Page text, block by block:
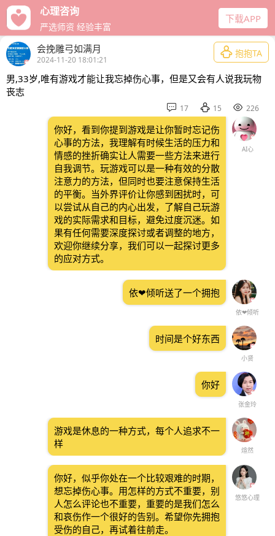
心理咨询
严选师资 经验丰富
下载APP
会挽雕弓如满月
2024-11-20 18:01:21
 抱抱TA
男,33岁,唯有游戏才能让我忘掉伤心事，但是又会有人说我玩物
丧志
 17  15  226
AI心
你好，看到你提到游戏是让你暂时忘记伤
心事的方法，我理解有时候生活的压力和
情感的挫折确实让人需要一些方法来进行
自我调节。玩游戏可以是一种有效的分散
注意力的方法，但同时也要注意保持生活
的平衡。当外界评价让你感到困扰时，可
以尝试从自己的内心出发，了解自己玩游
戏的实际需求和目标，避免过度沉迷。如
果有任何需要深度探讨或者调整的地方，
欢迎你继续分享，我们可以一起探讨更多
的应对方式。
依❤倾听
依❤倾听送了一个拥抱
小贤
时间是个好东西
张金玲
你好
煊然
游戏是休息的一种方式，每个人追求不一
样
悠悠心理
你好，似乎你处在一个比较艰难的时期，
想忘掉伤心事。用怎样的方式不重要，别
人怎么评论也不重要，重要的是我们怎么
和哀伤作一个很好的告别。希望你先拥抱
受伤的自己，再试着往前走。